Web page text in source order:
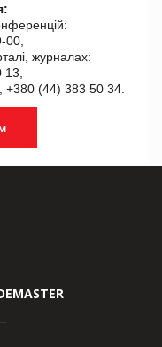
00,
журналах:
+380 (44) 383 50 34.